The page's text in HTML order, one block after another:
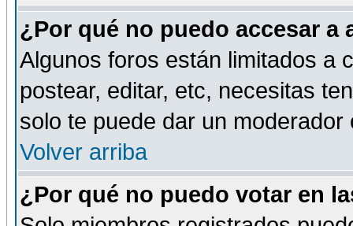
¿Por qué no puedo accesar a
Algunos foros están limitados a
postear, editar, etc, necesitas
solo te puede dar un
Volver arriba
¿Por qué no puedo votar en